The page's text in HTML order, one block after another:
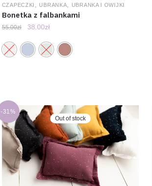
CZAPECZKI , UBRANKA, UBRANKA I OWIJKI
Bonetka z falbankami
55.00zł 38.00zł
Out of stock
-31%